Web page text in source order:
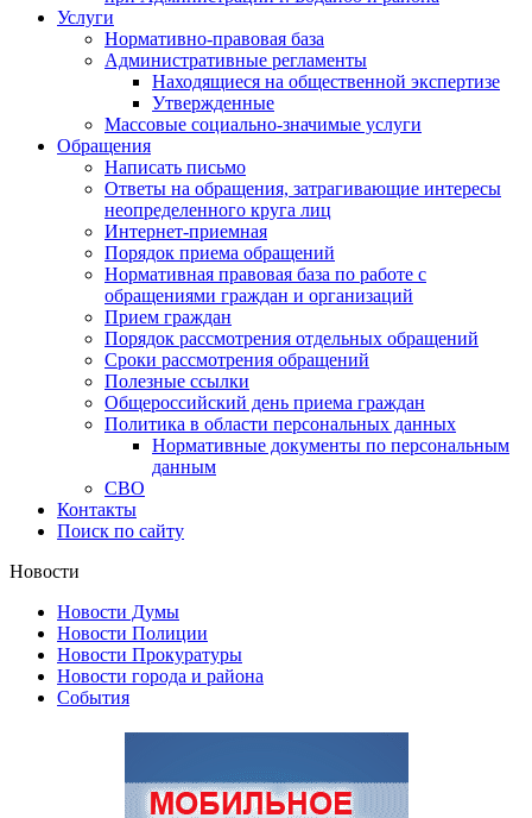
Услуги
Нормативно-правовая база
Административные регламенты
Находящиеся на общественной экспертизе
Утвержденные
Массовые социально-значимые услуги
Обращения
Написать письмо
Ответы на обращения, затрагивающие интересы
неопределенного круга лиц
Интернет-приемная
Порядок приема обращений
Нормативная правовая база по работе с
обращениями граждан и организаций
Прием граждан
Порядок рассмотрения отдельных обращений
Сроки рассмотрения обращений
Полезные ссылки
Общероссийский день приема граждан
Политика в области персональных данных
Нормативные документы по персональным
данным
СВО
Контакты
Поиск по сайту
Новости
Новости Думы
Новости Полиции
Новости Прокуратуры
Новости города и района
События